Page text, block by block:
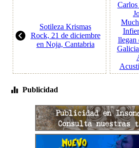
Sotileza Krismas
Rock, 21 de diciembre
en Noja, Cantabria
Carlos
llegan
Publicidad